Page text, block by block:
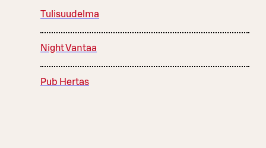
Tulisuudelma
Night Vantaa
Pub Hertas